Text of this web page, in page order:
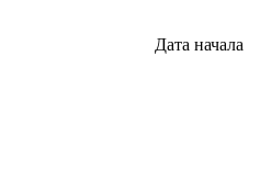
Дата начала